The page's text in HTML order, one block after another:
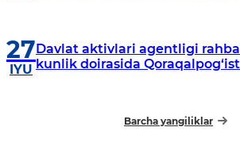
27
IYU
Davlat aktivlari agentligi
kunlik doirasida
Barcha yangiliklar